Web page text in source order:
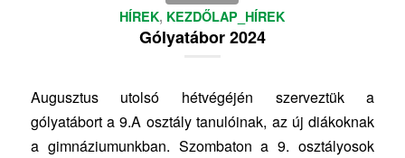
HÍREK, KEZDŐLAP_HÍREK
Gólyatábor 2024
Augusztus utolsó hétvégéjén szerveztük a
gólyatábort a 9.A osztály tanulóinak, az új diákoknak
a gimnáziumunkban. Szombaton a 9. osztályosok